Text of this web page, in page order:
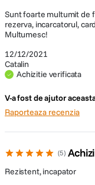
12/12/2021
Catalin
Achizitie verificata
Sunt foarte multumit de
rezerva, incarcatorul,
Multumesc!
V-a fost de ajutor
Raporteaza recenzia
5
Rezistent, incapator